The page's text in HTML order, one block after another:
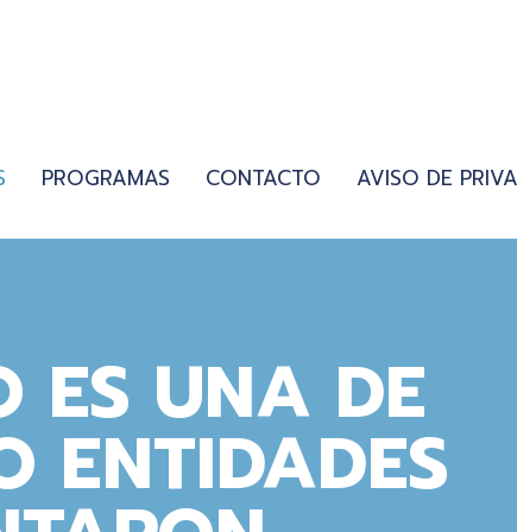
PROGRAMAS CONTACTO AVISO DE
ES UNA DE
ENTIDADES